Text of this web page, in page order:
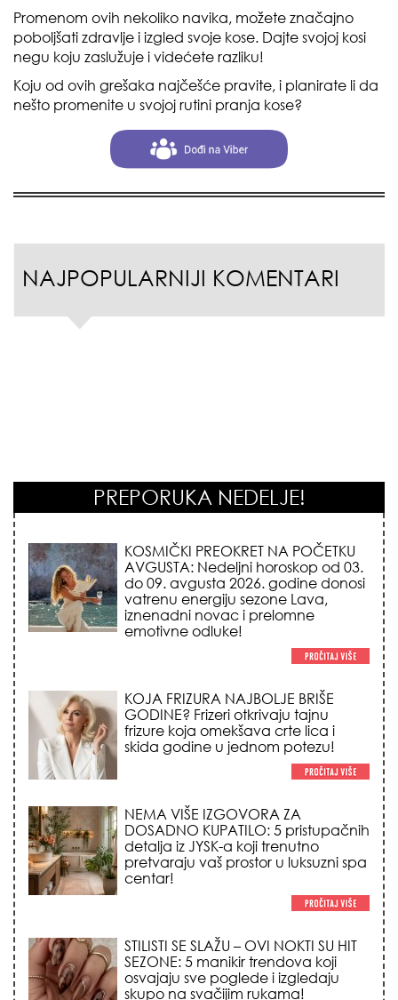
Promenom ovih nekoliko navika, možete značajno
poboljšati zdravlje i izgled svoje kose. Dajte svojoj kosi
negu koju zaslužuje i videćete razliku!
Koju od ovih grešaka najčešće pravite, i planirate li da
nešto promenite u svojoj rutini pranja kose?
NAJPOPULARNIJI KOMENTARI
PREPORUKA NEDELJE!
KOJA FRIZURA NAJBOLJE BRIŠE
GODINE? Frizeri otkrivaju tajnu
frizure koja omekšava crte lica i
skida godine u jednom potezu!
NEMA VIŠE IZGOVORA ZA
detalja iz JYSK-a koji trenutno
pretvaraju vaš prostor u luksuzni spa
centar!
SEZONE: 5 manikir trendova koji
osvajaju sve poglede i izgledaju
skupo na svačijim rukama!
REDAK ASTRO FENOMEN POČINJE
otvara kapiju sreće i menja sudbinu
za 3 znaka!